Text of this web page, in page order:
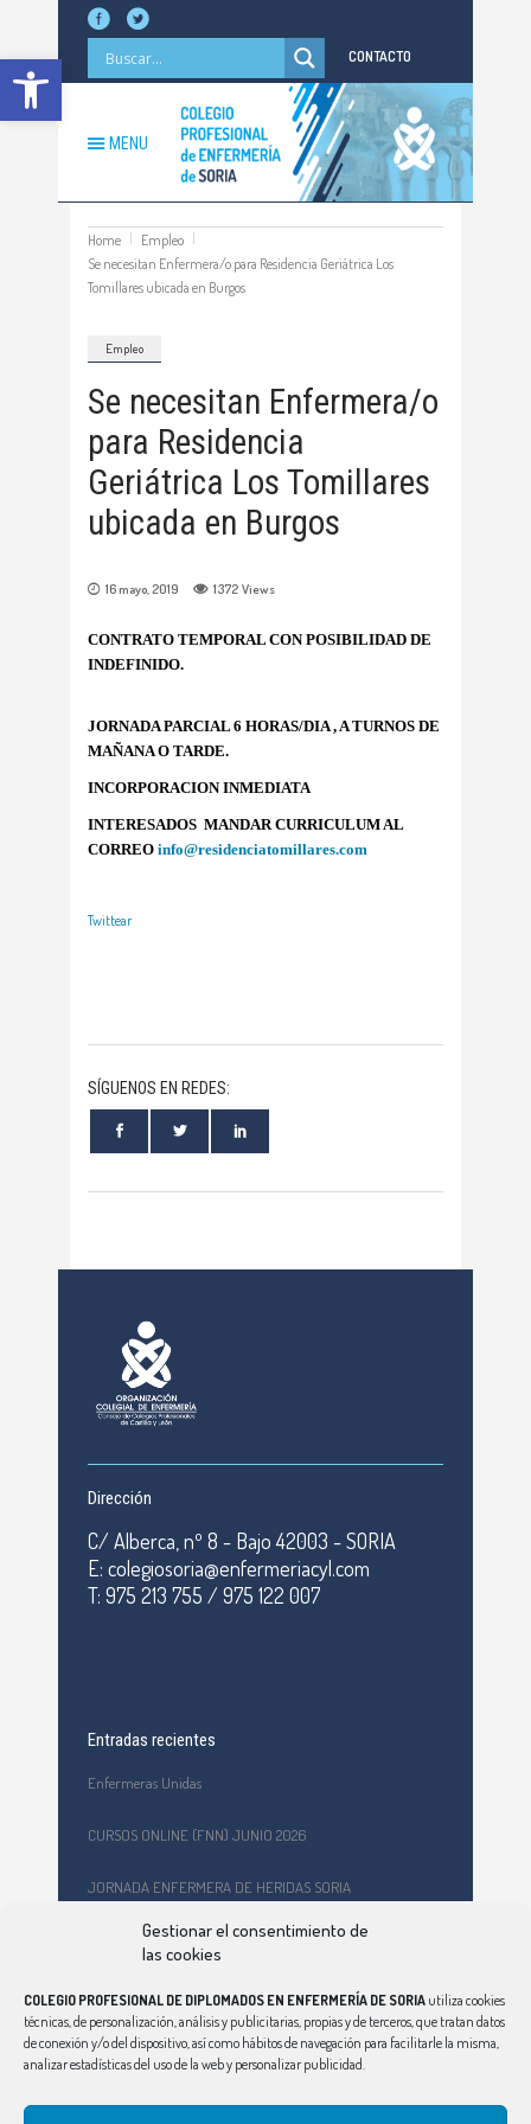
Abrir barra de herramientas
Gestionar el consentimiento de
las cookies
COLEGIO PROFESIONAL DE DIPLOMADOS EN ENFERMERÍA DE SORIA utiliza cookies
técnicas, de personalización, análisis y publicitarias, propias y de terceros, que tratan datos
de conexión y/o del dispositivo, así como hábitos de navegación para facilitarle la misma,
analizar estadísticas del uso de la web y personalizar publicidad.
CONTACTO
MENU
Home
Empleo
Se necesitan Enfermera/o para Residencia Geriátrica Los
Tomillares ubicada en Burgos
Empleo
Se necesitan Enfermera/o
para Residencia
Geriátrica Los Tomillares
ubicada en Burgos
16 mayo, 2019 1372 Views
CONTRATO TEMPORAL CON POSIBILIDAD DE
INDEFINIDO.
JORNADA PARCIAL 6 HORAS/DIA , A TURNOS DE
MAÑANA O TARDE.
INCORPORACION INMEDIATA
INTERESADOS MANDAR CURRICULUMAL
CORREO info@residenciatomillares.com
Twittear
SÍGUENOS EN REDES:
Dirección
C/ Alberca, nº 8 - Bajo 42003 - SORIA
E: colegiosoria@enfermeriacyl.com
T: 975 213 755 / 975 122 007
Entradas recientes
Enfermeras Unidas
CURSOS ONLINE (FNN) JUNIO 2026
JORNADA ENFERMERA DE HERIDAS SORIA
Formación en primeros auxilios y prevención de riesgos
laborales en el CEPA Celtiberia
Curso Ciberindex junio 2026 – AT7 – Cuidados a mujeres
víctimas de violencia de género